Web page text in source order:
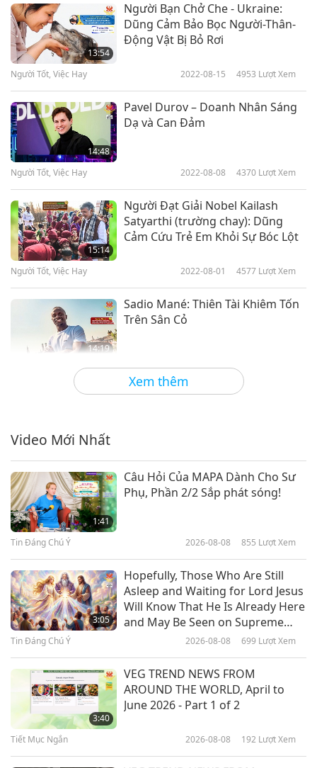
Xem thêm
13:54
Người Bạn Chở Che - Ukraine:
Dũng Cảm Bảo Bọc Người-Thân-
Động Vật Bị Bỏ Rơi
Người Tốt, Việc Hay 2022-08-15 4953 Lượt Xem
14:48
Pavel Durov – Doanh Nhân Sáng
Dạ và Can Đảm
Người Tốt, Việc Hay 2022-08-08 4370 Lượt Xem
15:14
Người Đạt Giải Nobel Kailash
Satyarthi (trường chay): Dũng
Cảm Cứu Trẻ Em Khỏi Sự Bóc Lột
Người Tốt, Việc Hay 2022-08-01 4577 Lượt Xem
14:19
Sadio Mané: Thiên Tài Khiêm Tốn
Trên Sân Cỏ
Người Tốt, Việc Hay 2022-07-18 4013
13:53
Hikmet Kaya: Người Trồng 30
Rakesh Shukla – Tiếng Nói Của
Những Bạn Chó Lang Thang
SapoCycle: Sử Dụng Xà Phòng Để
Cứu Mạng Sống
Video Mới Nhất
1:41
Câu Hỏi Của MAPA Dành Cho Sư
Phụ, Phần 2/2 Sắp phát sóng!
Tin Đáng Chú Ý 2026-08-08 855 Lượt Xem
3:05
Hopefully, Those Who Are Still
Asleep and Waiting for Lord Jesus
Will Know That He Is Already Here
and May Be Seen on Supreme
Master Television
Tin Đáng Chú Ý 2026-08-08 699 Lượt Xem
3:40
VEG TREND NEWS FROM
AROUND THE WORLD, April to
June 2026 - Part 1 of 2
Tiết Mục Ngắn 2026-08-08 192 Lượt Xem